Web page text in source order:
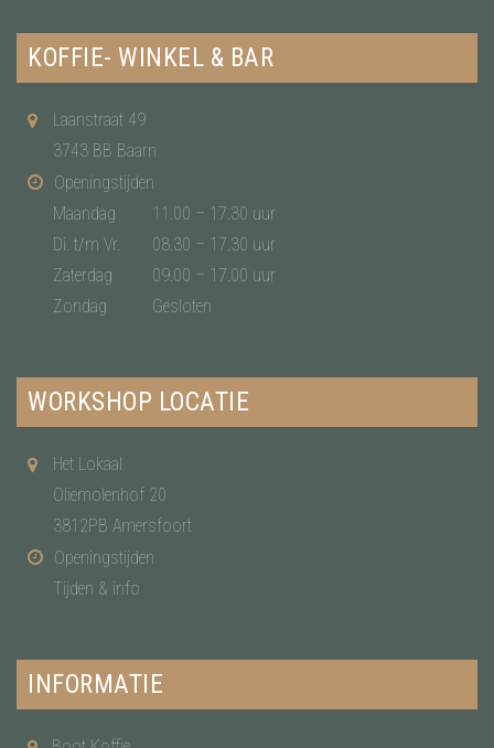
KOFFIE- WINKEL & BAR
Laanstraat 49
3743 BB Baarn
Openingstijden
Maandag
11.00 – 17.30 uur
Di. t/m Vr.
08.30 – 17.30 uur
Zaterdag
09.00 – 17.00 uur
Zondag
Gesloten
WORKSHOP LOCATIE
Het Lokaal
Oliemolenhof 20
3812PB Amersfoort
Openingstijden
Tijden & info
INFORMATIE